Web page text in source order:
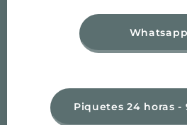
Whatsapp
Piquetes 24 horas -